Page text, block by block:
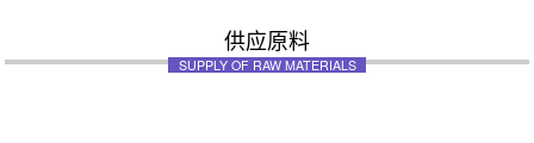
供应原料
SUPPLY OF RAW MATERIALS